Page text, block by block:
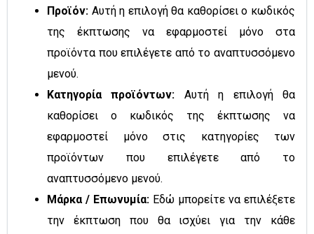
Προϊόν: Αυτή η επιλογή θα καθορίσει ο κωδικός
της έκπτωσης να εφαρμοστεί μόνο στα
προϊόντα που επιλέγετε από το αναπτυσσόμενο
μενού.
Κατηγορία προϊόντων: Αυτή η επιλογή θα
καθορίσει ο κωδικός της έκπτωσης να
εφαρμοστεί μόνο στις κατηγορίες των
προϊόντων που επιλέγετε από το
αναπτυσσόμενο μενού.
Μάρκα / Επωνυμία: Εδώ μπορείτε να επιλέξετε
την έκπτωση που θα ισχύει για την κάθε